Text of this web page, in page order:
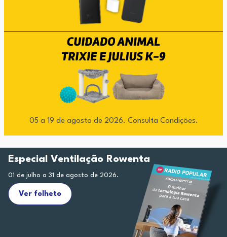
05 a 19 de agosto de 2026. Consulta Condições.
Especial Ventilação Rowenta
01 de julho a 31 de agosto de 2026.
Ver folheto